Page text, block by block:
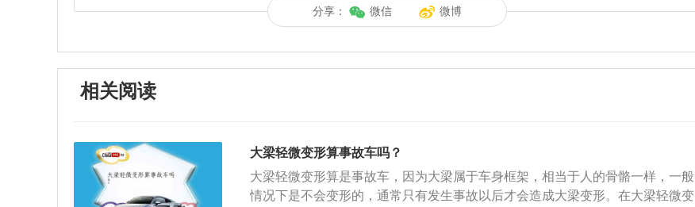
分享： 微信 微博
相关阅读
大梁轻微变形算事故车吗？
大梁轻微变形算是事故车，因为大梁属于车身框架，相当于人的骨骼一样，一般
情况下是不会变形的，通常只有发生事故以后才会造成大梁变形。在大梁轻微变